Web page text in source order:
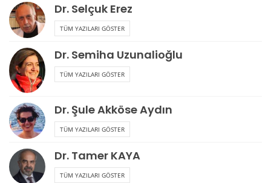
Dr. Selçuk Erez
TÜM YAZILARI GÖSTER
Dr. Semiha Uzunalioğlu
TÜM YAZILARI GÖSTER
Dr. Şule Akköse Aydın
TÜM YAZILARI GÖSTER
Dr. Tamer KAYA
TÜM YAZILARI GÖSTER